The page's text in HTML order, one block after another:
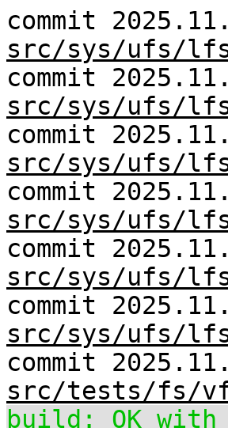
commit
src/sys/ufs/
commit
src/sys/ufs/
commit
src/sys/ufs/
commit
src/sys/ufs/
commit
src/sys/ufs/
commit
src/sys/ufs/
commit
src/tests/fs/
build: OK